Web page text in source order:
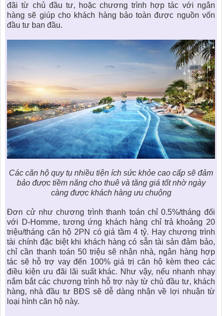
đãi từ chủ đầu tư, hoặc chương trình hợp tác với ngân
hàng sẽ giúp cho khách hàng bảo toàn được nguồn vốn
đầu tư ban đầu.
Các căn hộ quy tụ nhiều tiện ích sức khỏe cao cấp sẽ đảm
bảo được tiềm năng cho thuê và tăng giá tốt nhờ ngày
càng được khách hàng ưu chuộng
Đơn cử như chương trình thanh toán chỉ 0.5%/tháng đối
với D-Homme, tương ứng khách hàng chỉ trả khoảng 20
triệu/tháng căn hộ 2PN có giá tầm 4 tỷ. Hay chương trình
tài chính đặc biệt khi khách hàng có sẵn tài sản đảm bảo,
chỉ cần thanh toán 50 triệu sẽ nhận nhà, ngân hàng hợp
tác sẽ hỗ trợ vay đến 100% giá trị căn hộ kèm theo các
điều kiện ưu đãi lãi suất khác. Như vậy, nếu nhanh nhạy
nắm bắt các chương trình hỗ trợ này từ chủ đầu tư, khách
hàng, nhà đầu tư BĐS sẽ dễ dàng nhận về lợi nhuận từ
loại hình căn hộ này.